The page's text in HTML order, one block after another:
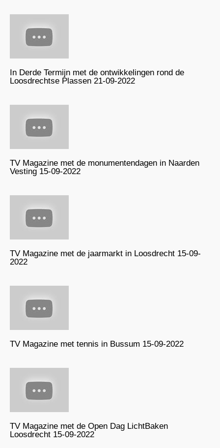
In Derde Termijn met de ontwikkelingen rond de
Loosdrechtse Plassen 21-09-2022
TV Magazine met de monumentendagen in Naarden
Vesting 15-09-2022
TV Magazine met de jaarmarkt in Loosdrecht 15-09-
2022
TV Magazine met tennis in Bussum 15-09-2022
TV Magazine met de Open Dag LichtBaken
Loosdrecht 15-09-2022